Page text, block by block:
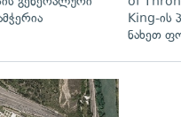
King-ის
ნახეთ